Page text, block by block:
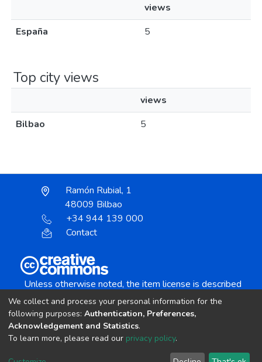
views
España
5
Top city views
views
Bilbao
5
Ramón Rubial, 1
48009 Bilbao
+34 944 139 000
Contact
Unless otherwise noted, the item license is described
Creative Commons Attribution-NonCommercial-
copyright © 2002-2026 LYRASIS
We collect and process your personal information for the
following purposes: Authentication, Preferences,
Acknowledgement and Statistics.
To learn more, please read our privacy policy.